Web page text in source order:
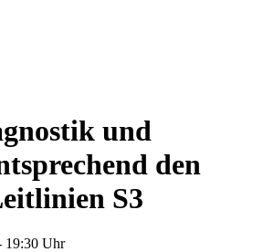
und
den
S3
19:30 Uhr